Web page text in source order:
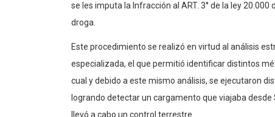
se les imputa la Infracción al ART. 3° de la ley
droga.
Este procedimiento se realizó en virtud al análisis
especializada, el que permitió identificar distintos
cual y debido a este mismo análisis, se ejecutaron
logrando detectar un cargamento que viajaba
llevó a cabo un control terrestre.